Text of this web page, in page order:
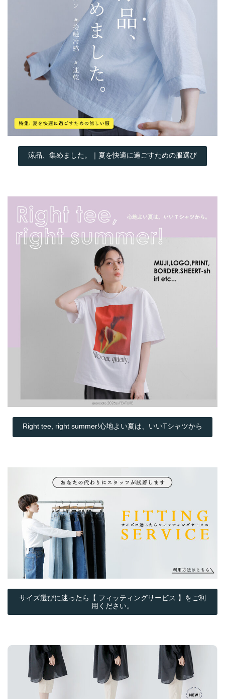
涼品、集めました。｜夏を快適に過ごすための服選び
Right tee, right summer!心地よい夏は、いいTシャツから
サイズ選びに迷ったら【 フィッティングサービス 】をご利
用ください。